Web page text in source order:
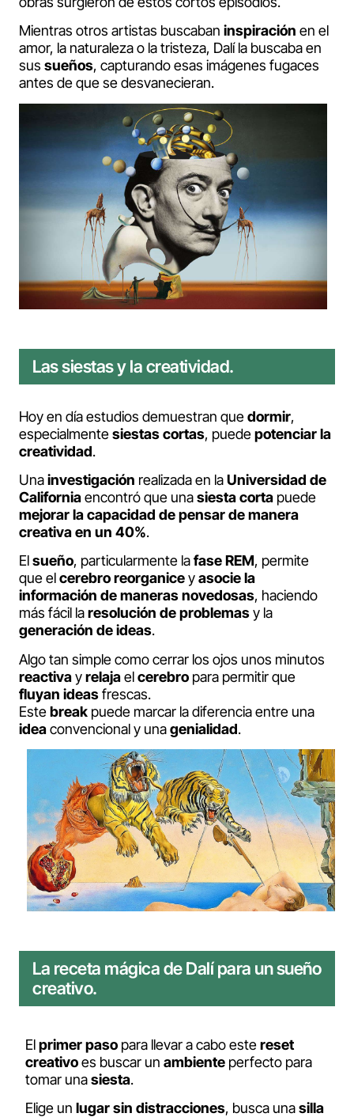
Mientras otros artistas buscaban inspiración en el
amor, la naturaleza o la tristeza, Dalí la buscaba en
sus sueños, capturando esas imágenes fugaces
antes de que se desvanecieran.
Las siestas y la creatividad.
Hoy en día estudios demuestran quedormir,
especialmentesiestas cortas, puedepotenciar la
creatividad.
Unainvestigación realizada en laUniversidad de
Californiaencontró que unasiestacorta puede
mejorar la capacidad de pensar de manera
creativa en un 40%.
Elsueño, particularmente lafase REM, permite
que elcerebroreorganiceyasocie la
información de maneras novedosas, haciendo
más fácil laresolución de problemasy la
generación de ideas.
Algo tan simple como cerrar los ojos unos minutos
reactivayrelajaelcerebro para permitir que
fluyan ideasfrescas.
Estebreak puede marcar la diferencia entre una
ideaconvencional y unagenialidad.
La receta mágica de Dalí para un sueño
creativo.
Elprimer paso para llevar a cabo estereset
creativoes buscar un ambiente perfecto para
tomar unasiesta.
Elige un lugarsin distracciones, busca unasilla